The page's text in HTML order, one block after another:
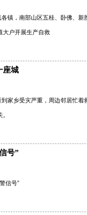
镇，南部山区五桂、卧佛、
大户开展生产自救
座城
家乡受灾严重，周边邻居忙着
号”
信号”